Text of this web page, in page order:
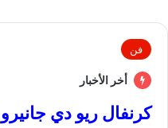
فن
أخر الأخبار
كرنفال ريو دي